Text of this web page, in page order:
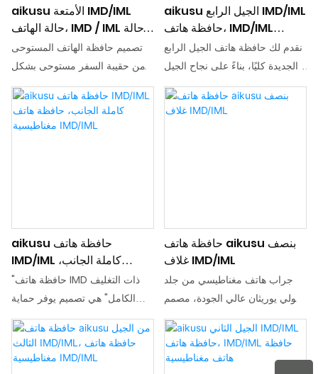
aikusu الأمتعة IMD/IML
حالة الهاتف، IMD / IML حالة
الهاتف المغناطيسي
تصميم حافظة الهاتف المستوحى
من حقيبة السفر مستوحى بشكل
أساسي من السفر وسهولة الحمل.
يوفر هيكل الحقيبة ووظيفتها أساسًا
تصميميًا متينًا ومتينًا لحافظة الهاتف،
aikusu الجيل الرابع IMD/IML
حافظة هاتف، IMD/IML
حافظة هاتف مغناطيسية
نقدم لك حافظة هاتف الجيل الرابع
الجديدة كليًا، بناءً على نجاح الجيل
الثالث مع حماية معززة من
السقوط لتوفير أمان لا مثيل له
aikusu حافظة هاتف
IMD/IML كاملة الجانب،
حافظة هاتف مغناطيسية
IMD/IML
"حافظة هاتف IMD ذات التغليف
الكامل" هي تصميم يوفر حماية
شاملة لهاتفك، ويجمع بين الجمال
والوظيفة من خلال عملية IMD
(الديكور داخل القالب). يحمي
حافظة هاتف aikusu بنصف
غلاف IMD/IML
جراب هاتف مغناطيسي من جلد
البولي يوريثان عالي الجودة، مصمم
لأولئك الذين يتبعون أسلوب حياة
عالي الجودة. يجمع ملمسه الناعم
ومظهره الأنيق بشكل مثالي، مما